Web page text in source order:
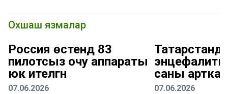
Охшаш язмалар
Россия өстендә 83
пилотсыз очу аппараты
юк ителгән
07.06.2026
саны арткан
07.06.2026